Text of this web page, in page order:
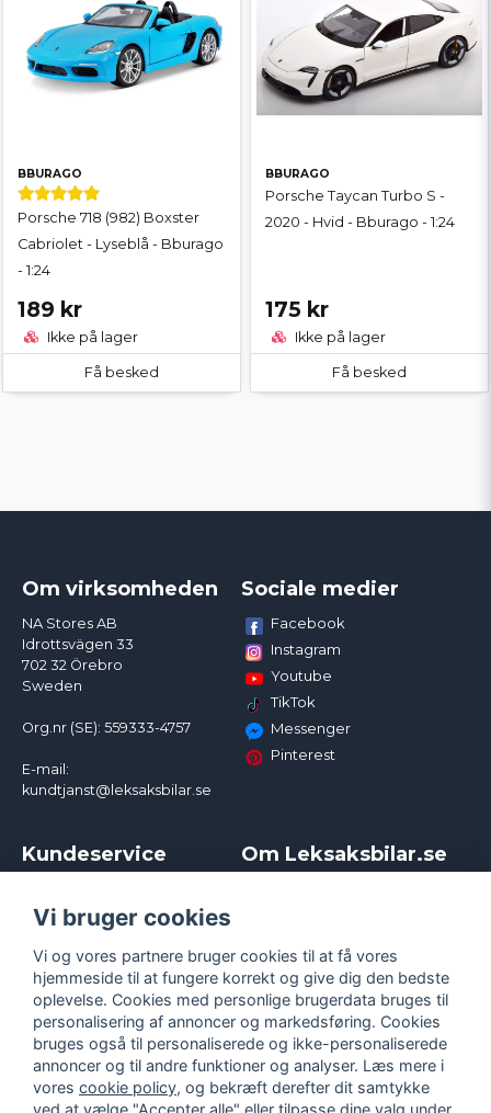
BBURAGO
Porsche 718 (982) Boxster
Cabriolet - Lyseblå - Bburago
- 1:24
189 kr
Ikke på lager
Få besked
BBURAGO
Porsche Taycan Turbo S -
2020 - Hvid - Bburago - 1:24
175 kr
Ikke på lager
Få besked
Om virksomheden
NA Stores AB
Idrottsvägen 33
702 32 Örebro
Sweden
Org.nr (SE): 559333-4757
E-mail:
kundtjanst@leksaksbilar.se
Sociale medier
Facebook
Instagram
Youtube
TikTok
Messenger
Pinterest
Kundeservice
Kampagner og rabatter
Reklamation
Policy chase cars
Returnera
Logga in
Om Leksaksbilar.se
Handelsbetingelser
Persondatapolitik
Cookies
Vi bruger cookies
Vi og vores partnere bruger cookies til at få vores
hjemmeside til at fungere korrekt og give dig den bedste
oplevelse. Cookies med personlige brugerdata bruges til
personalisering af annoncer og markedsføring. Cookies
bruges også til personaliserede og ikke-personaliserede
annoncer og til andre funktioner og analyser. Læs mere i
vores cookie policy, og bekræft derefter dit samtykke
ved at vælge "Accepter alle" eller tilpasse dine valg under